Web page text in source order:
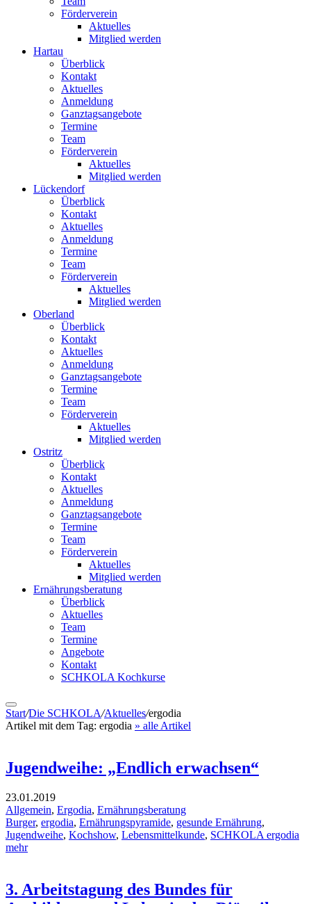
Förderverein
Aktuelles
Mitglied werden
Hartau
Überblick
Kontakt
Aktuelles
Anmeldung
Ganztagsangebote
Termine
Team
Förderverein
Aktuelles
Mitglied werden
Lückendorf
Überblick
Kontakt
Aktuelles
Anmeldung
Termine
Team
Förderverein
Aktuelles
Mitglied werden
Oberland
Überblick
Kontakt
Aktuelles
Anmeldung
Ganztagsangebote
Termine
Team
Förderverein
Aktuelles
Mitglied werden
Ostritz
Überblick
Kontakt
Aktuelles
Anmeldung
Ganztagsangebote
Termine
Team
Förderverein
Aktuelles
Mitglied werden
Ernährungsberatung
Überblick
Aktuelles
Team
Termine
Angebote
Kontakt
SCHKOLA Kochkurse
Start/Die SCHKOLA/Aktuelles/ergodia
Artikel mit dem Tag: ergodia » alle Artikel
Jugendweihe: „Endlich erwachsen“
23.01.2019
Allgemein, Ergodia, Ernährungsberatung
Burger, ergodia, Ernährungspyramide, gesunde Ernährung,
Jugendweihe, Kochshow, Lebensmittelkunde, SCHKOLA ergodia
mehr
3. Arbeitstagung des Bundes für